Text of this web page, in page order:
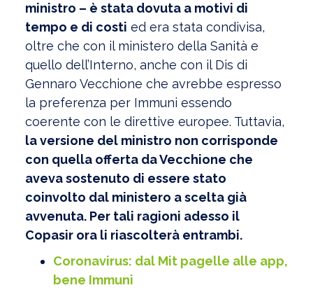
ministro – è stata dovuta a motivi di
tempo e di costi ed era stata condivisa,
oltre che con il ministero della Sanità e
quello dell’Interno, anche con il Dis di
Gennaro Vecchione che avrebbe espresso
la preferenza per Immuni essendo
coerente con le direttive europee. Tuttavia,
la versione del ministro non corrisponde
con quella offerta da Vecchione che
aveva sostenuto di essere stato
coinvolto dal ministero a scelta già
avvenuta. Per tali ragioni adesso il
Copasir ora li riascolterà entrambi.
Coronavirus: dal Mit pagelle alle app,
bene Immuni